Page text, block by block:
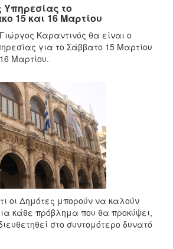
το
15 και 16 Μαρτίου
Καραντινός θα είναι ο
για το Σάββατο 15 Μαρτίου
Μαρτίου.
οι Δημότες μπορούν να καλούν
κάθε πρόβλημα που θα προκύψει,
στο συντομότερο δυνατό